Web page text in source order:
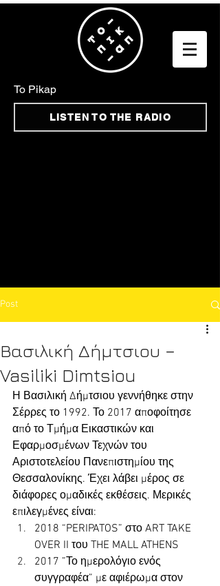
To Pikap
LISTEN TO THE RADIO
Post
Βασιλική Δήμτσιου –
Vasiliki Dimtsiou
Η Βασιλική Δήμτσιου γεννήθηκε στην
Σέρρες το 1992. Το 2017 αποφοίτησε
από το Τμήμα Εικαστικών και
Εφαρμοσμένων Τεχνών του
Αριστοτελείου Πανεπιστημίου της
Θεσσαλονίκης. Έχει λάβει μέρος σε
διάφορες ομαδικές εκθέσεις. Μερικές
επιλεγμένες είναι:
2018 “PERIPATOS” στο ART TAKE
OVER II του THE MALL ATHENS
2017 ”Το ημερολόγιο ενός
συγγραφέα” με αφιέρωμα στον